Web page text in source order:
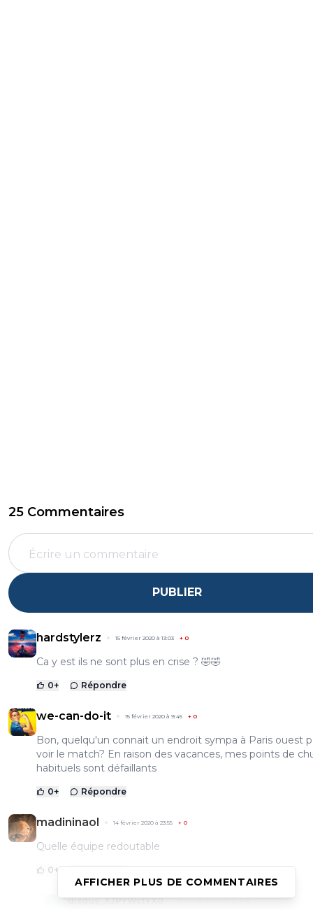
25 Commentaires
PUBLIER
hardstylerz 15 février 2020 à 13:03 + 0
Ca y est ils ne sont plus en crise ? 🤣🤣
0+ Répondre
we-can-do-it 15 février 2020 à 9:45 + 0
Bon, quelqu'un connait un endroit sympa à Paris ouest
voir le match? En raison des vacances, mes points de
habituels sont défaillants
0+ Répondre
madininaol 14 février 2020 à 23:55 + 0
Quelle équipe redoutable
0+ Répondre
disqus_XJPYWctYX0
AFFICHER PLUS DE COMMENTAIRES